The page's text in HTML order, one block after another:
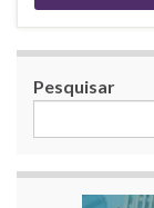
Pesquisar